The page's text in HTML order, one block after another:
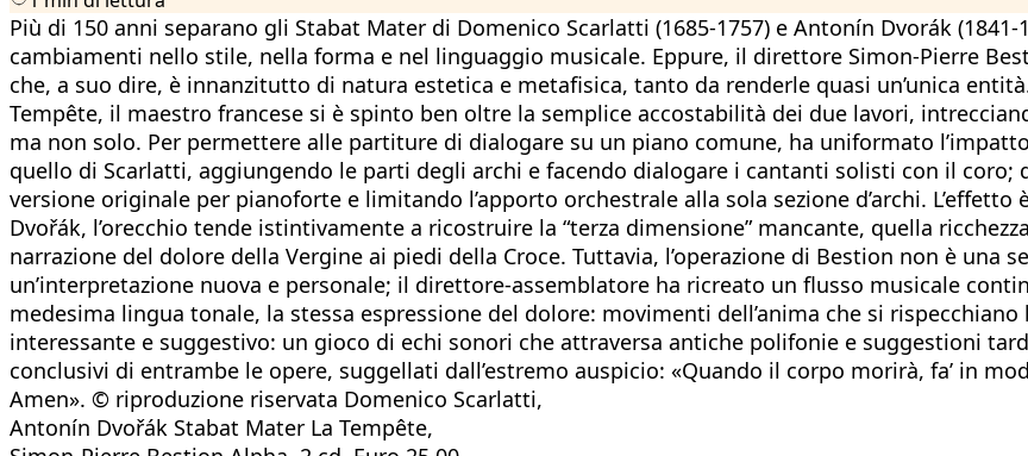
Più di 150 anni separano gli Stabat Mater di Domenico Scarlatti (1685-1757) e Antonín Dvorák
cambiamenti nello stile, nella forma e nel linguaggio musicale. Eppure, il direttore Simon-Pierre
che, a suo dire, è innanzitutto di natura estetica e metafisica, tanto da renderle quasi un’unica
Tempête, il maestro francese si è spinto ben oltre la semplice accostabilità dei due lavori,
ma non solo. Per permettere alle partiture di dialogare su un piano comune, ha uniformato
quello di Scarlatti, aggiungendo le parti degli archi e facendo dialogare i cantanti solisti con il coro;
versione originale per pianoforte e limitando l’apporto orchestrale alla sola sezione d’archi.
Dvořák, l’orecchio tende istintivamente a ricostruire la “terza dimensione” mancante, quella
narrazione del dolore della Vergine ai piedi della Croce. Tuttavia, l’operazione di Bestion non è una
un’interpretazione nuova e personale; il direttore-assemblatore ha ricreato un flusso musicale
medesima lingua tonale, la stessa espressione del dolore: movimenti dell’anima che si
interessante e suggestivo: un gioco di echi sonori che attraversa antiche polifonie e suggestioni
conclusivi di entrambe le opere, suggellati dall’estremo auspicio: «Quando il corpo morirà, fa’ in
Amen». © riproduzione riservata Domenico Scarlatti,
Antonín Dvořák Stabat Mater La Tempête,